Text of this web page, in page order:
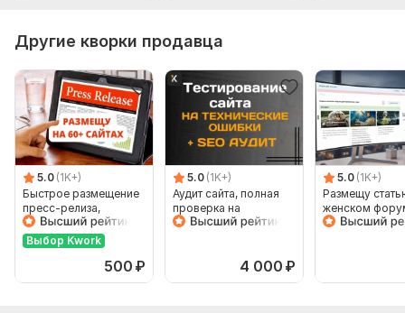
Другие кворки продавца
5.0 (1K+)
Быстрое размещение
пресс-релиза,
новости на 60 сайтах
+ бонус
Выбор Kwork
500 ₽
5.0 (1K+)
Аудит сайта, полная
проверка на
технические, SEO
4 000 ₽
5.0 (1K+)
Размещу
женском